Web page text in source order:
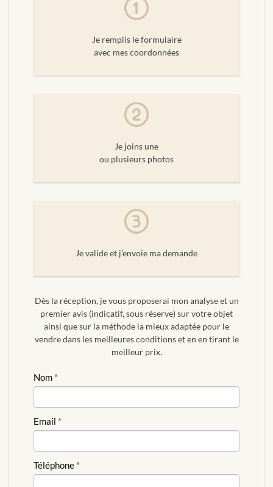
Je remplis le formulaire
avec mes coordonnées
Je joins une
ou plusieurs photos
Je valide et j'envoie ma demande
Dès la réception, je vous proposerai mon analyse et un
premier avis (indicatif, sous réserve) sur votre objet
ainsi que sur la méthode la mieux adaptée pour le
vendre dans les meilleures conditions et en en tirant le
meilleur prix.
ESTIMATION
GRATUITE
Nom*
Email *
Téléphone*